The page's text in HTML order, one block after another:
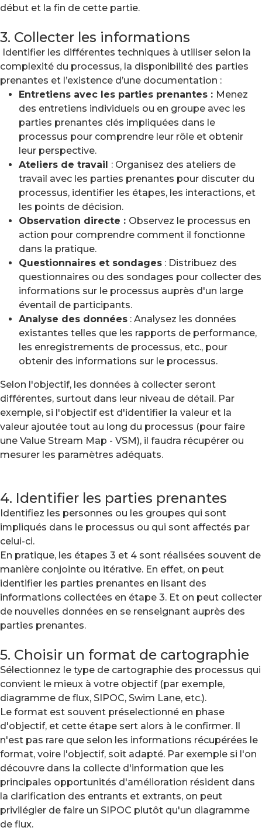
début et la fin de cette partie.
3. Collecter les informations
Identifier les différentes techniques à utiliser selon la
complexité du processus, la disponibilité des parties
prenantes et l’existence d’une documentation :
Entretiens avec les parties prenantes : Menez
des entretiens individuels ou en groupe avec les
parties prenantes clés impliquées dans le
processus pour comprendre leur rôle et obtenir
leur perspective.
Ateliers de travail : Organisez des ateliers de
travail avec les parties prenantes pour discuter du
processus, identifier les étapes, les interactions, et
les points de décision.
Observation directe : Observez le processus en
action pour comprendre comment il fonctionne
dans la pratique.
Questionnaires et sondages : Distribuez des
questionnaires ou des sondages pour collecter des
informations sur le processus auprès d'un large
éventail de participants.
Analyse des données : Analysez les données
existantes telles que les rapports de performance,
les enregistrements de processus, etc., pour
obtenir des informations sur le processus.
Selon l'objectif, les données à collecter seront
différentes, surtout dans leur niveau de détail. Par
exemple, si l'objectif est d'identifier la valeur et la
valeur ajoutée tout au long du processus (pour faire
une Value Stream Map - VSM), il faudra récupérer ou
mesurer les paramètres adéquats.
4. Identifier les parties prenantes
Identifiez les personnes ou les groupes qui sont
impliqués dans le processus ou qui sont affectés par
celui-ci.
En pratique, les étapes 3 et 4 sont réalisées souvent de
manière conjointe ou itérative. En effet, on peut
identifier les parties prenantes en lisant des
informations collectées en étape 3. Et on peut collecter
de nouvelles données en se renseignant auprès des
parties prenantes.
5. Choisir un format de cartographie
Sélectionnez le type de cartographie des processus qui
convient le mieux à votre objectif (par exemple,
diagramme de flux, SIPOC, Swim Lane, etc.).
Le format est souvent préselectionné en phase
d'objectif, et cette étape sert alors à le confirmer. Il
n'est pas rare que selon les informations récupérées le
format, voire l'objectif, soit adapté. Par exemple si l'on
découvre dans la collecte d'information que les
principales opportunités d'amélioration résident dans
la clarification des entrants et extrants, on peut
privilégier de faire un SIPOC plutôt qu'un diagramme
de flux.